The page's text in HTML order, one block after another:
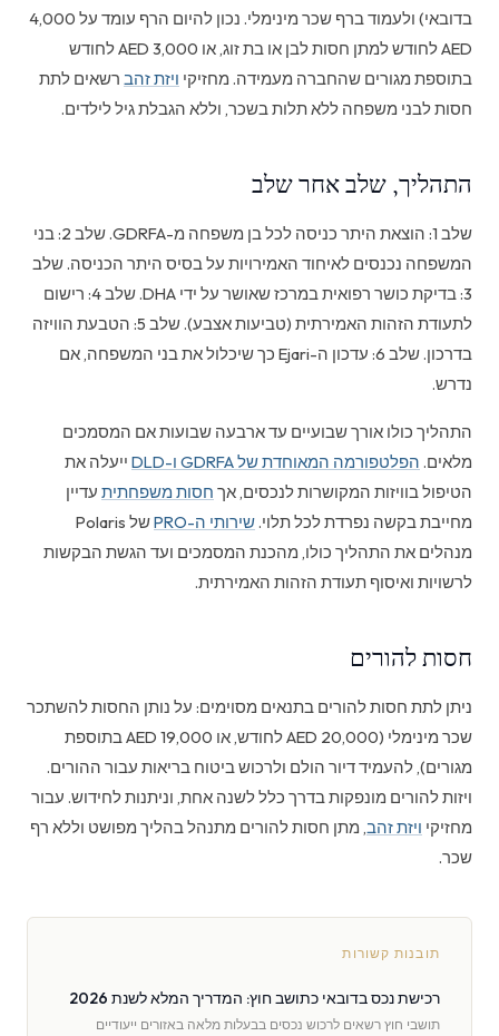
בדובאי) ולעמוד ברף שכר מינימלי. נכון להיום הרף עומד על 4,000
AED לחודש למתן חסות לבן או בת זוג, או 3,000 AED לחודש
בתוספת מגורים שהחברה מעמידה. מחזיקי ויזת זהב רשאים לתת
חסות לבני משפחה ללא תלות בשכר, וללא הגבלת גיל לילדים.
התהליך, שלב אחר שלב
שלב 1: הוצאת היתר כניסה לכל בן משפחה מ-GDRFA. שלב 2: בני
המשפחה נכנסים לאיחוד האמירויות על בסיס היתר הכניסה. שלב
3: בדיקת כושר רפואית במרכז שאושר על ידי DHA. שלב 4: רישום
לתעודת הזהות האמירתית (טביעות אצבע). שלב 5: הטבעת הוויזה
בדרכון. שלב 6: עדכון ה-Ejari כך שיכלול את בני המשפחה, אם
נדרש.
התהליך כולו אורך שבועיים עד ארבעה שבועות אם המסמכים
מלאים. הפלטפורמה המאוחדת של GDRFA ו-DLD
ייעלה את
הטיפול בוויזות המקושרות לנכסים, אך חסות משפחתית עדיין
מחייבת בקשה נפרדת לכל תלוי. שירותי ה-PRO
של Polaris
מנהלים את התהליך כולו, מהכנת המסמכים ועד הגשת הבקשות
לרשויות ואיסוף תעודת הזהות האמירתית.
חסות להורים
ניתן לתת חסות להורים בתנאים מסוימים: על נותן החסות להשתכר
שכר מינימלי (20,000 AED לחודש, או 19,000 AED בתוספת
מגורים), להעמיד דיור הולם ולרכוש ביטוח בריאות עבור ההורים.
ויזות להורים מונפקות בדרך כלל לשנה אחת, וניתנות לחידוש. עבור
מחזיקי ויזת זהב, מתן חסות להורים מתנהל בהליך מפושט וללא רף
שכר.
תובנות קשורות
רכישת נכס בדובאי כתושב חוץ: המדריך המלא לשנת 2026
תושבי חוץ רשאים לרכוש נכסים בבעלות מלאה באזורים ייעודיים